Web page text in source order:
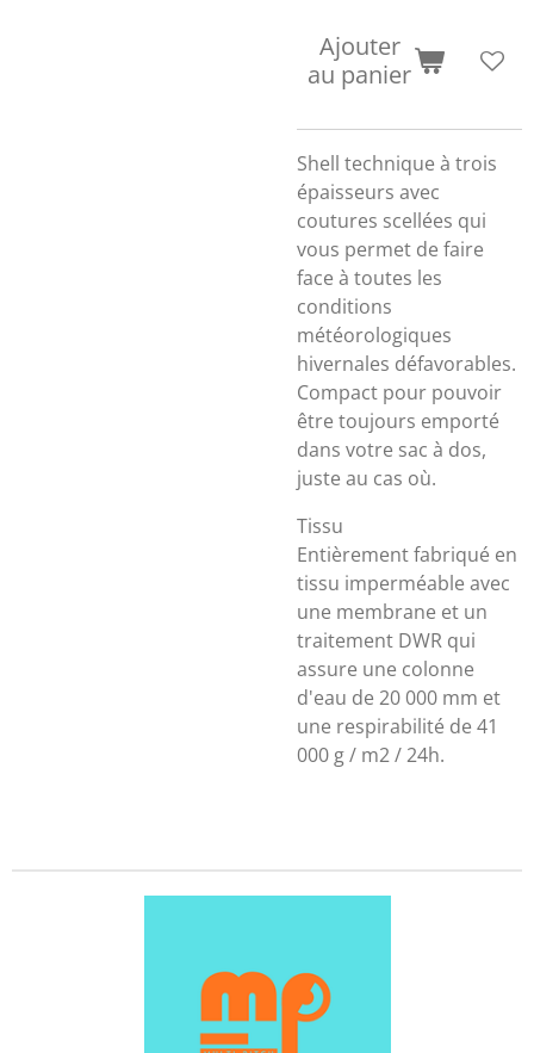
Ajouter
au panier
Shell technique à trois
épaisseurs avec
coutures scellées qui
vous permet de faire
face à toutes les
conditions
météorologiques
hivernales défavorables.
Compact pour pouvoir
être toujours emporté
dans votre sac à dos,
juste au cas où.
Tissu
Entièrement fabriqué en
tissu imperméable avec
une membrane et un
traitement DWR qui
assure une colonne
d'eau de 20 000 mm et
une respirabilité de 41
000 g / m2 / 24h.